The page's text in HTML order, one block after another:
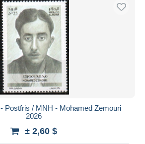
Postfris / MNH - Mohamed Zemouri
2026
± 2,60 $